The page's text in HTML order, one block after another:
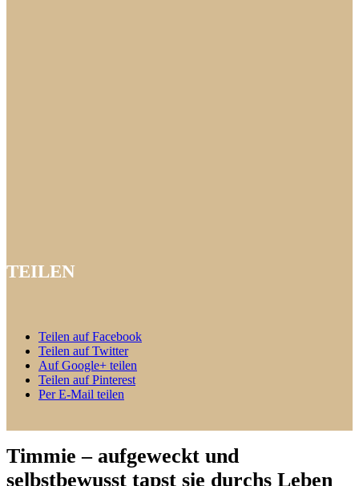
TEILEN
Teilen auf Facebook
Teilen auf Twitter
Auf Google+ teilen
Teilen auf Pinterest
Per E-Mail teilen
Timmie – aufgeweckt und
selbstbewusst tapst sie durchs Leben